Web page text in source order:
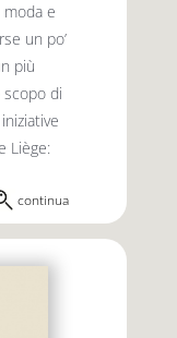
moda e
un po’
più
scopo di
Liège:
continua